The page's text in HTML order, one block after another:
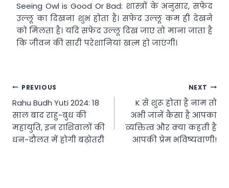
Seeing Owl is Good Or Bad: शास्त्रों के अनुसार, सफेद
उल्लू का दिखना शुभ होता है। सफेद उल्लू कम ही देखने
को मिलता है। यदि सफेद उल्लू दिख जाए तो माना जाता है
कि जीवन की सारी परेशानियां खत्म हो जाएंगी।
Post
navigation
PREVIOUS
Rahu Budh Yuti 2024: 18
साल बाद राहु-बुध की
महायुति, इन राशिवालों की
धन-दौलत में होगी बढ़ोतरी
NEXT
K से शुरू होता है नाम तो
अभी जानें कैसा है आपका
व्यक्तित्व और क्या कहती है
आपकी प्रेम भविष्यवाणी!